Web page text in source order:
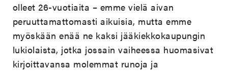
olleet 26-vuotiaita – emme vielä aivan
peruuttamattomasti aikuisia, mutta emme
myöskään enää ne kaksi jääkiekkokaupungin
lukiolaista, jotka jossain vaiheessa huomasivat
kirjoittavansa molemmat runoja ja